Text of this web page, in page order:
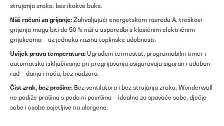
strujanja zraka, bez ikakve buke.
Niži računi za grijanje: Zahvaljujući energetskom razredu A, troškovi
grijanja mogu biti do 50 % niži u usporedbi s klasičnim električnim
grijalicama – uz jednaku razinu toplinske udobnosti.
Uvijek prava temperatura: Ugrađeni termostat, programabilni timer i
automatsko isključivanje pri pregrijavanju osiguravaju siguran i udoban
rad – danju i noću, bez nadzora.
Čist zrak, bez prašine: Bez ventilatora i bez strujanja zraka, Wonderwall
ne podiže prašinu s poda ni površina – idealno za spavaće sobe, dječje
sobe i osobe osjetljive na alergene.